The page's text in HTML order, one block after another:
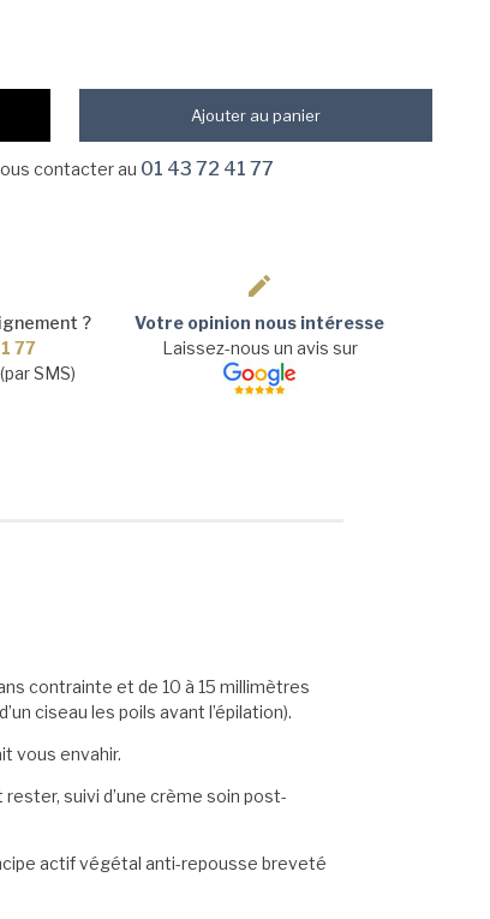
Ajouter au panier
contacter au 01 43 72 41 77
?
77
(par SMS)
Votre opinion nous intéresse
Laissez-nous un avis sur
contrainte et de 10 à 15 millimètres
ciseau les poils avant l’épilation).
vous envahir.
suivi d’une crème soin post-
actif végétal anti-repousse breveté